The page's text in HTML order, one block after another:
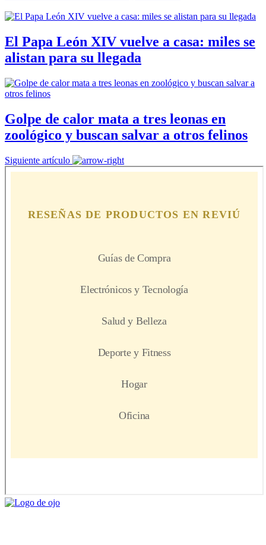
El Papa León XIV vuelve a casa: miles se
alistan para su llegada
Golpe de calor mata a tres leonas en
zoológico y buscan salvar a otros felinos
Siguiente artículo